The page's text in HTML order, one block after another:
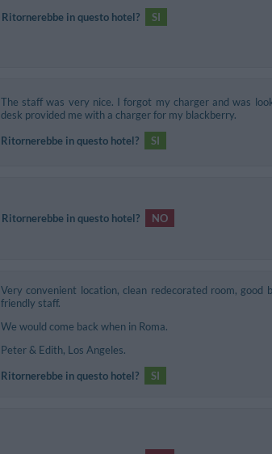
Ritornerebbe in questo hotel? SI
The staff was very nice. I forgot my charger and was
desk provided me with a charger for my blackberry.
Ritornerebbe in questo hotel?
SI
Ritornerebbe in questo hotel? NO
Very convenient location, clean redecorated room, good
friendly staff.
We would come back when in Roma.
Peter & Edith, Los Angeles.
Ritornerebbe in questo hotel?
SI